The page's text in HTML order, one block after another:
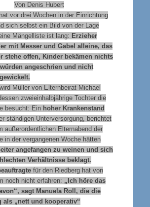
Von Denis Hubert
vor drei Wochen in der Einrichtung
sich selbst ein Bild von der Lage
Mängelliste ist lang: Erzieher
mit Messer und Gabel alleine, das
stehe offen, Kinder bekämen nichts
angeschrien und nicht
Müller von Elternbeirat Michael
zweieinhalbjährige Tochter die
besucht: Ein hoher Krankenstand
ständigen Unterversorgung, berichtet
außerordentlichen Elternabend der
in der vergangenen Woche hätten
angefangen zu weinen und sich
Verhältnisse beklagt.
für den Riedberg hat von
noch nicht erfahren: „Ich höre das
sagt Manuela Roll, die die
als „nett und kooperativ“